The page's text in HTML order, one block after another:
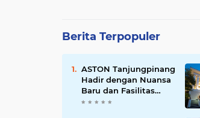
Berita Terpopuler
ASTON Tanjungpinang
Hadir dengan Nuansa
Baru dan Fasilitas
Lengkap untuk